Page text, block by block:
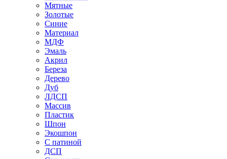
Мятные
Золотые
Синие
Материал
МДФ
Эмаль
Акрил
Береза
Дерево
Дуб
ЛДСП
Массив
Пластик
Шпон
Экошпон
С патиной
ДСП